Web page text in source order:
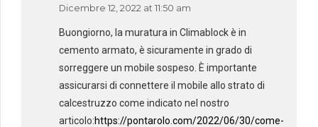
Dicembre 12, 2022 at 11:50 am
Buongiorno, la muratura in Climablock è in
cemento armato, è sicuramente in grado di
sorreggere un mobile sospeso. È importante
assicurarsi di connettere il mobile allo strato di
calcestruzzo come indicato nel nostro
articolo:https://pontarolo.com/2022/06/30/come-